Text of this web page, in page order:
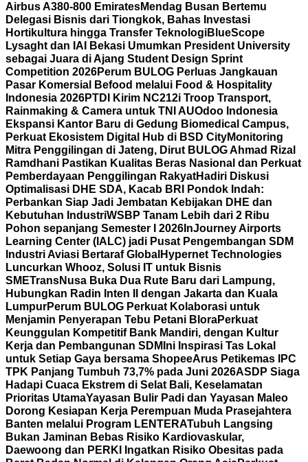
Airbus A380-800 EmiratesMendag Busan Bertemu
Delegasi Bisnis dari Tiongkok, Bahas Investasi
Hortikultura hingga Transfer TeknologiBlueScope
Lysaght dan IAI Bekasi Umumkan President University
sebagai Juara di Ajang Student Design Sprint
Competition 2026Perum BULOG Perluas Jangkauan
Pasar Komersial Befood melalui Food & Hospitality
Indonesia 2026PTDI Kirim NC212i Troop Transport,
Rainmaking & Camera untuk TNI AUOdoo Indonesia
Ekspansi Kantor Baru di Gedung Biomedical Campus,
Perkuat Ekosistem Digital Hub di BSD CityMonitoring
Mitra Penggilingan di Jateng, Dirut BULOG Ahmad Rizal
Ramdhani Pastikan Kualitas Beras Nasional dan Perkuat
Pemberdayaan Penggilingan RakyatHadiri Diskusi
Optimalisasi DHE SDA, Kacab BRI Pondok Indah:
Perbankan Siap Jadi Jembatan Kebijakan DHE dan
Kebutuhan IndustriWSBP Tanam Lebih dari 2 Ribu
Pohon sepanjang Semester I 2026 InJourney Airports
Learning Center (IALC) jadi Pusat Pengembangan SDM
Industri Aviasi Bertaraf Global Hypernet Technologies
Luncurkan Whooz, Solusi IT untuk Bisnis
SMETransNusa Buka Dua Rute Baru dari Lampung,
Hubungkan Radin Inten II dengan Jakarta dan Kuala
LumpurPerum BULOG Perkuat Kolaborasi untuk
Menjamin Penyerapan Tebu Petani BloraPerkuat
Keunggulan Kompetitif Bank Mandiri, dengan Kultur
Kerja dan Pembangunan SDM Ini Inspirasi Tas Lokal
untuk Setiap Gaya bersama ShopeeArus Petikemas IPC
TPK Panjang Tumbuh 73,7% pada Juni 2026ASDP Siaga
Hadapi Cuaca Ekstrem di Selat Bali, Keselamatan
Prioritas UtamaYayasan Bulir Padi dan Yayasan Maleo
Dorong Kesiapan Kerja Perempuan Muda Prasejahtera
Banten melalui Program LENTERATubuh Langsing
Bukan Jaminan Bebas Risiko Kardiovaskular,
Daewoong dan PERKI Ingatkan Risiko Obesitas pada